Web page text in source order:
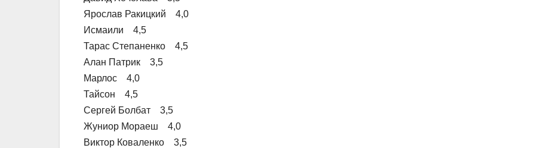
Ярослав Ракицкий 4,0
Исмаили 4,5
Тарас Степаненко 4,5
Алан Патрик 3,5
Марлос 4,0
Тайсон 4,5
Сергей Болбат 3,5
Жуниор Мораеш 4,0
Виктор Коваленко 3,5